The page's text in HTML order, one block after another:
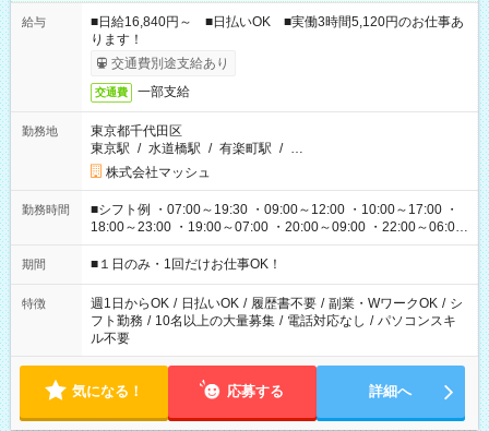
給与
■日給16,840円～ ■日払いOK ■実働3時間5,120円のお仕事あ
ります！
交通費別途支給あり
交通費 一部支給
勤務地
東京都千代田区
東京駅 / 水道橋駅 / 有楽町駅 / …
株式会社マッシュ
勤務時間
■シフト例 ・07:00～19:30 ・09:00～12:00 ・10:00～17:00 ・
18:00～23:00 ・19:00～07:00 ・20:00～09:00 ・22:00～06:00
etc ★最短で3時間で5,120円のお仕事から 15時間で2万円近く稼
げるお仕事も！ ご希望のお時間に合わせてご紹介！ ※シフトは
ください！
期間 ■１日のみ・1回だけお仕事OK！
特徴 週1日からOK / 日払いOK / 履歴書不要 / 副業・WワークOK / シ
フト勤務 / 10名以上の大量募集 / 電話対応なし / パソコンスキ
ル不要
気になる！ 応募する 詳細へ